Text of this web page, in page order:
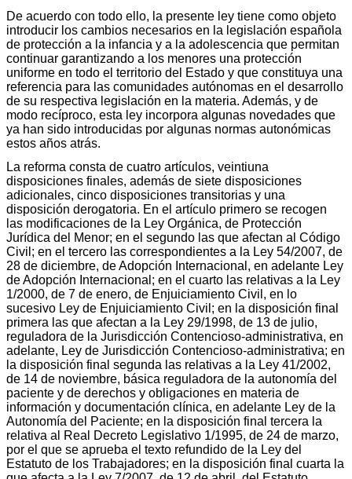
De acuerdo con todo ello, la presente ley tiene como objeto
introducir los cambios necesarios en la legislación española
de protección a la infancia y a la adolescencia que permitan
continuar garantizando a los menores una protección
uniforme en todo el territorio del Estado y que constituya una
referencia para las comunidades autónomas en el desarrollo
de su respectiva legislación en la materia. Además, y de
modo recíproco, esta ley incorpora algunas novedades que
ya han sido introducidas por algunas normas autonómicas
estos años atrás.
La reforma consta de cuatro artículos, veintiuna
disposiciones finales, además de siete disposiciones
adicionales, cinco disposiciones transitorias y una
disposición derogatoria. En el artículo primero se recogen
las modificaciones de la Ley Orgánica, de Protección
Jurídica del Menor; en el segundo las que afectan al Código
Civil; en el tercero las correspondientes a la Ley 54/2007, de
28 de diciembre, de Adopción Internacional, en adelante Ley
de Adopción Internacional; en el cuarto las relativas a la Ley
1/2000, de 7 de enero, de Enjuiciamiento Civil, en lo
sucesivo Ley de Enjuiciamiento Civil; en la disposición final
primera las que afectan a la Ley 29/1998, de 13 de julio,
reguladora de la Jurisdicción Contencioso-administrativa, en
adelante, Ley de Jurisdicción Contencioso-administrativa; en
la disposición final segunda las relativas a la Ley 41/2002,
de 14 de noviembre, básica reguladora de la autonomía del
paciente y de derechos y obligaciones en materia de
información y documentación clínica, en adelante Ley de la
Autonomía del Paciente; en la disposición final tercera la
relativa al Real Decreto Legislativo 1/1995, de 24 de marzo,
por el que se aprueba el texto refundido de la Ley del
Estatuto de los Trabajadores; en la disposición final cuarta la